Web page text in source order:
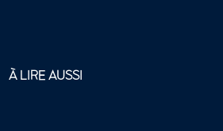
À LIRE AUSSI